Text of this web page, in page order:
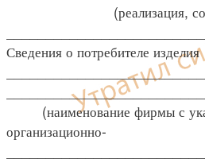
(реализация,
Сведения о потребителе изделия
(наименование фирмы с
организационно-